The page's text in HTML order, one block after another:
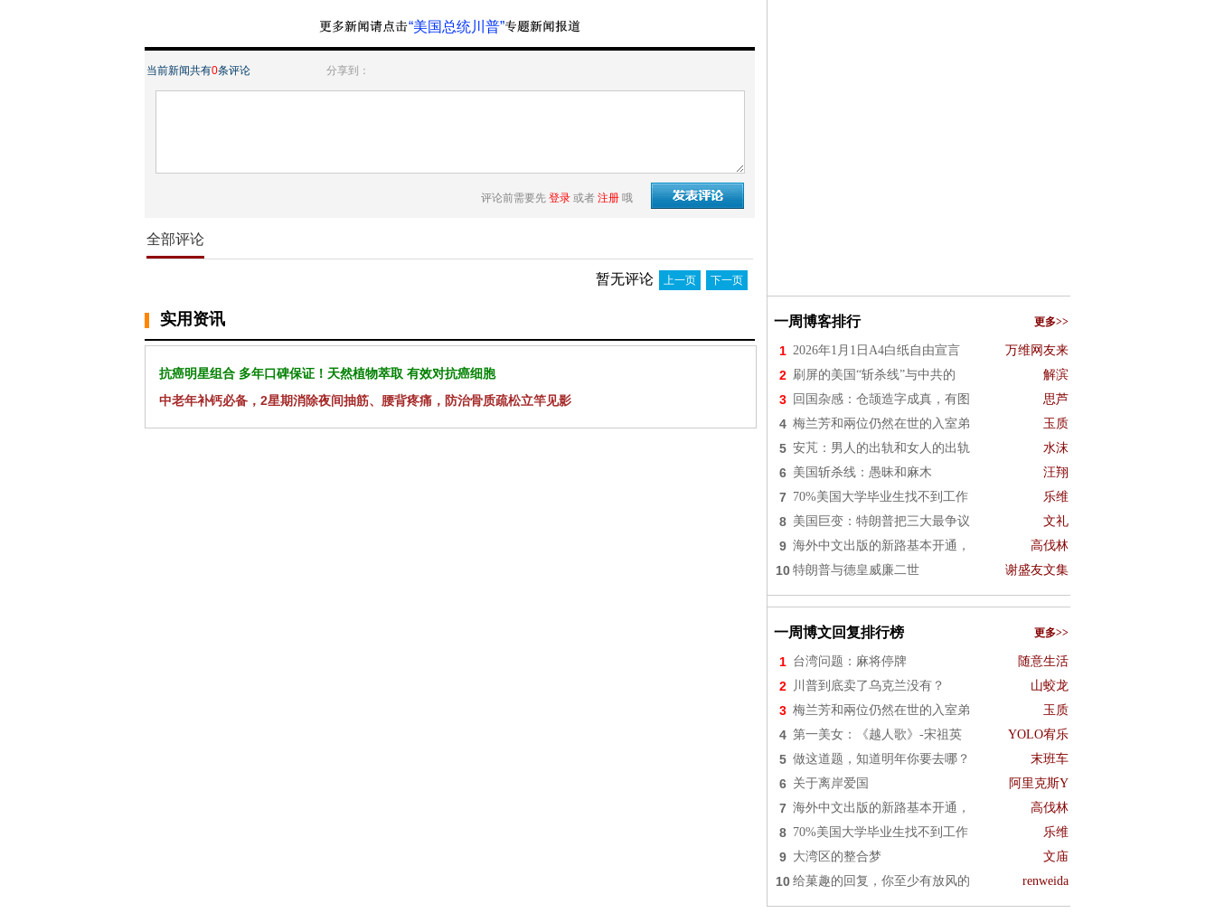
“美国总统川普”
当前新闻共有0条评论 分享到：
评论前需要先 登录 或者 注册 哦
全部评论
暂无评论 上一页 下一页
实用资讯
抗癌明星组合 多年口碑保证！天然植物萃取 有效对抗癌细胞
中老年补钙必备，2星期消除夜间抽筋、腰背疼痛，防治骨质疏松立竿见影
一周博客排行 更多>>
1 2026年1月1日A4白纸自由宣言 万维网友来
2 刷屏的美国“斩杀线”与中共的 解滨
3 回国杂感：仓颉造字成真，有图 思芦
4 梅兰芳和兩位仍然在世的入室弟 玉质
5 安芃：男人的出轨和女人的出轨 水沫
6 美国斩杀线：愚昧和麻木 汪翔
7 70%美国大学毕业生找不到工作 乐维
8 美国巨变：特朗普把三大最争议 文礼
9 海外中文出版的新路基本开通， 高伐林
10 特朗普与德皇威廉二世 谢盛友文集
一周博文回复排行榜 更多>>
1 台湾问题：麻将停牌 随意生活
2 川普到底卖了乌克兰没有？ 山蛟龙
3 梅兰芳和兩位仍然在世的入室弟 玉质
4 第一美女：《越人歌》-宋祖英 YOLO宥乐
5 做这道题，知道明年你要去哪？ 末班车
6 关于离岸爱国 阿里克斯Y
7 海外中文出版的新路基本开通， 高伐林
8 70%美国大学毕业生找不到工作 乐维
9 大湾区的整合梦 文庙
10 给菓趣的回复，你至少有放风的 renweida